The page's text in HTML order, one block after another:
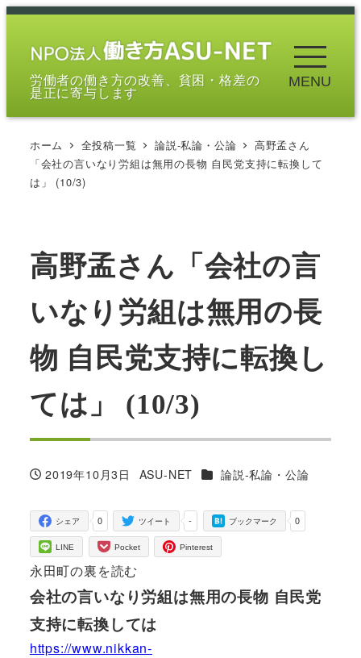
メ
労働者の働き方の改善、貧困・格差の
是正に寄与します
MENU
ホーム 全投稿一覧 論説-私論・公論
高野孟さん
「会社の言いなり労組は無用の長物 自民党支持に転換して
は」 (10/3)
高野孟さん「会社の言
いなり労組は無用の長
物 自民党支持に転換し
ては」 (10/3)
投稿日
2019年10月3日
著
ASU-NET カテゴリー
論説-私論・公論
0
シェア -
ツイート 0
ブックマーク
LINE Pocket Pinterest
永田町の裏を読む
会社の言いなり労組は無用の長物 自民党
支持に転換しては
https://www.nikkan-